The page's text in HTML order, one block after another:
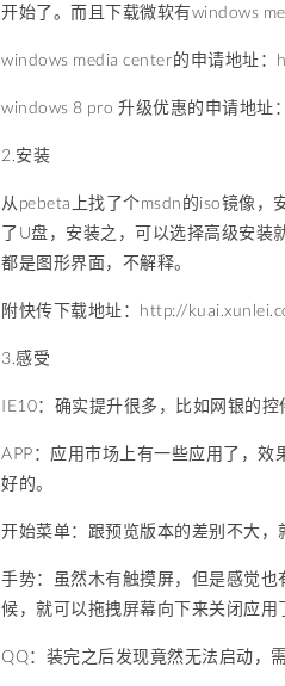
开始了。而且下载微软有windows
windows media center的申请地址
windows 8 pro 升级优惠的申请地址
2.安装
从pebeta上找了个msdn的iso镜像
了U盘，安装之，可以选择高级安装
都是图形界面，不解释。
附快传下载地址：http://
3.感受
IE10：确实提升很多，比如网银的控
APP：应用市场上有一些应用了，
好的。
开始菜单：跟预览版本的差别不大，
手势：虽然木有触摸屏，但是感觉
候，就可以拖拽屏幕向下来关闭应用
QQ：装完之后发现竟然无法启动，